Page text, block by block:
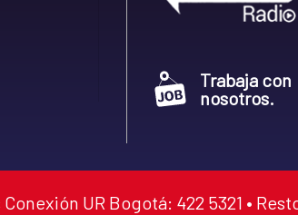
Trabaja con
nosotros.
UR Bogotá: 422 5321 •